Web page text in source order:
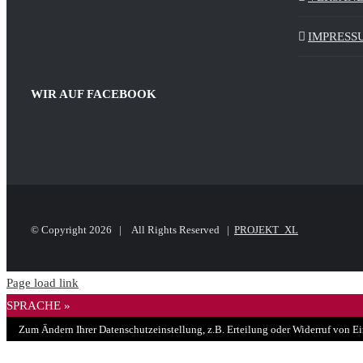
WIR AUF FACEBOOK
© Copyright 2026 | All Rights Reserved | PROJEKT_XL
Page load link
SPRACHE »
Zum Ändern Ihrer Datenschutzeinstellung, z.B. Erteilung oder Widerruf von